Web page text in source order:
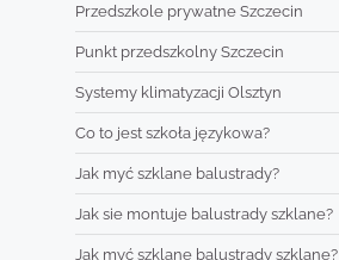
Przedszkole prywatne Szczecin
Punkt przedszkolny Szczecin
Systemy klimatyzacji Olsztyn
Co to jest szkoła językowa?
Jak myć szklane balustrady?
Jak sie montuje balustrady szklane?
Jak myć szklane balustrady szklane?